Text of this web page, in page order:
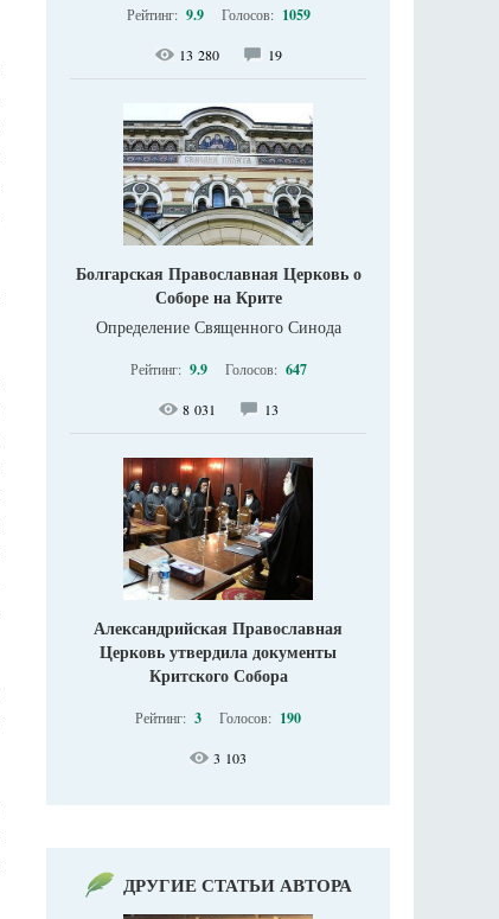
Рейтинг: 9.9 Голосов: 1059
13 280 19
Болгарская Православная Церковь о
Соборе на Крите
Определение Священного Синода
Рейтинг: 9.9 Голосов: 647
8 031 13
Александрийская Православная
Церковь утвердила документы
Критского Собора
Рейтинг: 3 Голосов: 190
3 103
ДРУГИЕ СТАТЬИ АВТОРА